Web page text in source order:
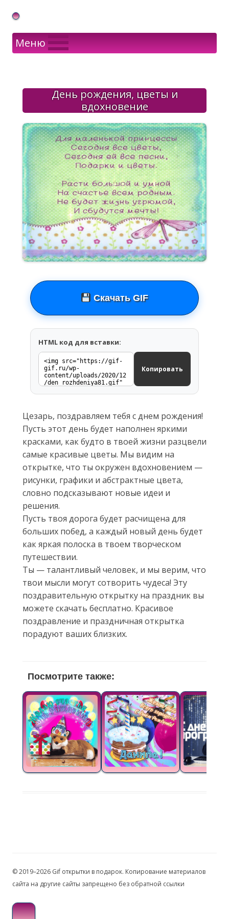
Gif Открытки в подарок
Меню
День рождения, цветы и
вдохновение
Скачать GIF
HTML код для вставки:
Копировать
Цезарь, поздравляем тебя с днем рождения!
Пусть этот день будет наполнен яркими
красками, как будто в твоей жизни разцвели
самые красивые цветы. Мы видим на
открытке, что ты окружен вдохновением —
рисунки, графики и абстрактные цвета,
словно подсказывают новые идеи и
решения.
Пусть твоя дорога будет расчищена для
больших побед, а каждый новый день будет
как яркая полоска в твоем творческом
путешествии.
Ты — талантливый человек, и мы верим, что
твои мысли могут сотворить чудеса! Эту
поздравительную открытку на праздник вы
можете скачать бесплатно. Красивое
поздравление и праздничная открытка
порадуют ваших близких.
Посмотрите также:
© 2019–2026 Gif открытки в подарок. Копирование материалов
сайта на другие сайты запрещено без обратной ссылки